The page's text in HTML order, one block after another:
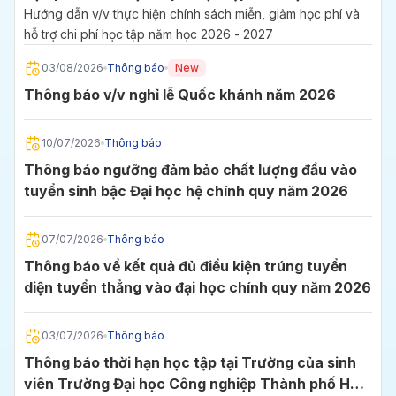
2027
Hướng dẫn v/v thực hiện chính sách miễn, giảm học phí và
hỗ trợ chi phí học tập năm học 2026 - 2027
03/08/2026 Thông báo New
Thông báo v/v nghỉ lễ Quốc khánh năm 2026
10/07/2026 Thông báo
Thông báo ngưỡng đảm bảo chất lượng đầu vào
tuyển sinh bậc Đại học hệ chính quy năm 2026
07/07/2026 Thông báo
Thông báo về kết quả đủ điều kiện trúng tuyển
diện tuyển thẳng vào đại học chính quy năm 2026
03/07/2026 Thông báo
Thông báo thời hạn học tập tại Trường của sinh
viên Trường Đại học Công nghiệp Thành phố Hồ